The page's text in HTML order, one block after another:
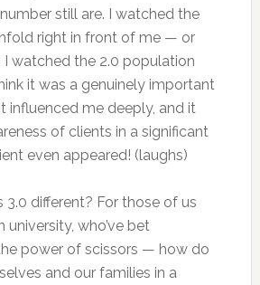
still are. I watched the
right in front of me — or
I watched the 2.0 population
it was a genuinely important
influenced me deeply, and it
of clients in a significant
even appeared! (laughs)
3.0 different? For those of us
university, who’ve bet
power of scissors — how do
and our families in a